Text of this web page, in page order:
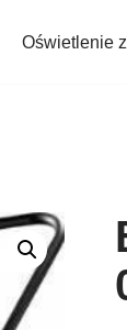
Oświetlenie